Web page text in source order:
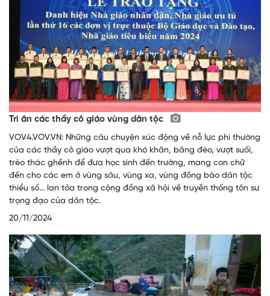
Tri ân các thầy cô giáo vùng dân tộc
VOV4.VOV.VN: Những câu chuyện xúc động về nỗ lực phi thường
của các thầy cô giáo vượt qua khó khăn, băng đèo, vượt suối,
trèo thác ghềnh để đưa học sinh đến trường, mang con chữ
đến cho các em ở vùng sâu, vùng xa, vùng đồng bào dân tộc
thiểu số... lan tỏa trong cộng đồng xã hội về truyền thống tôn sư
trọng đạo của dân tộc.
20/11/2024